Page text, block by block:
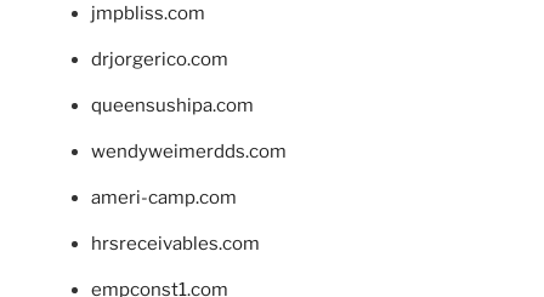
jmpbliss.com
drjorgerico.com
queensushipa.com
wendyweimerdds.com
ameri-camp.com
hrsreceivables.com
empconst1.com